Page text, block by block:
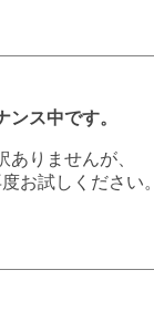
ス中です。
ありませんが、
お試しください。